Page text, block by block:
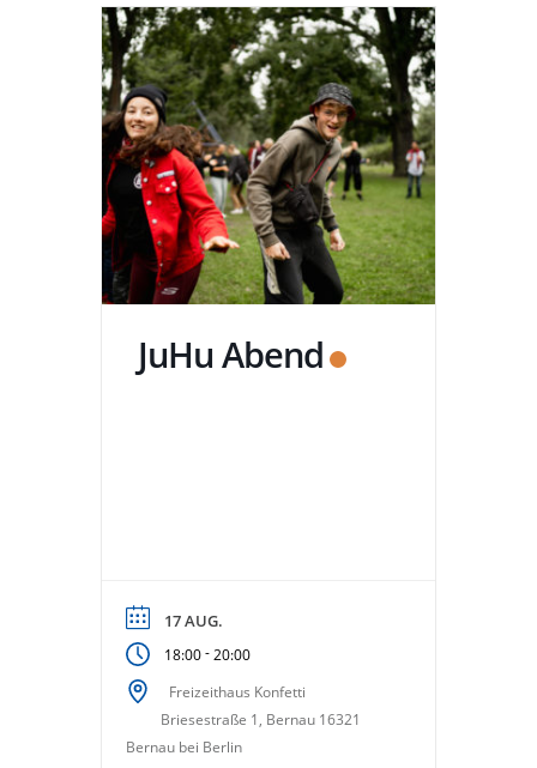
JuHu Abend
17 AUG.
18:00-20:00
Freizeithaus Konfetti
Briesestraße 1, Bernau 16321
Bernau bei Berlin